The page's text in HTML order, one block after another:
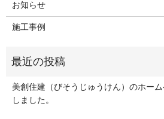
お知らせ
施工事例
美創住建（びそうじゅうけん）のホー
しました。